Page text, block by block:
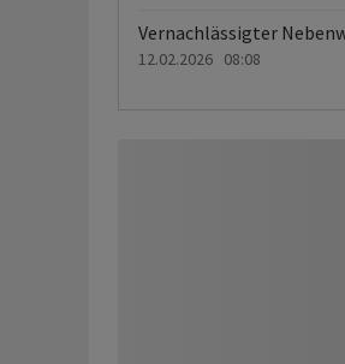
Vernachlässigter
12.02.2026 08:08